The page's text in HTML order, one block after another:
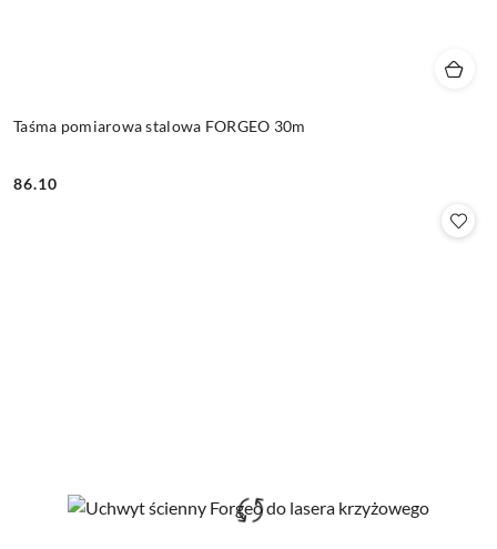
Taśma pomiarowa stalowa FORGEO 30m
Cena:
86.10